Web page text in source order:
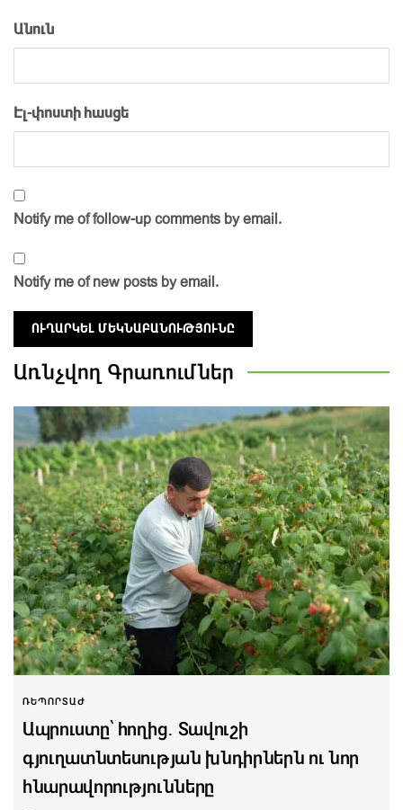
Անուն
Էլ-փոստի հասցե
Notify me of follow-up comments by email.
Notify me of new posts by email.
Առնչվող Գրառումներ
ՌԵՊՈՐՏԱԺ
Ապրուստը՝ հողից․ Տավուշի
գյուղատնտեսության խնդիրներն ու նոր
հնարավորությունները